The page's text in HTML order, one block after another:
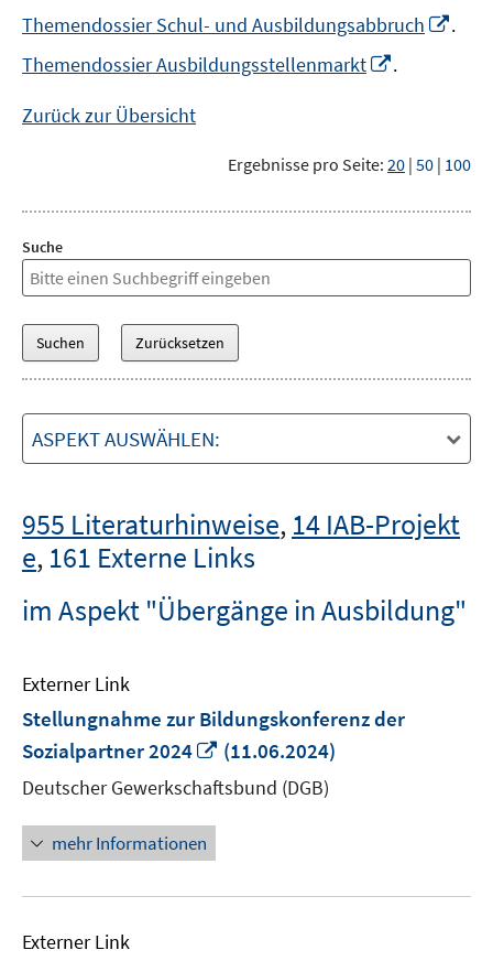
Themendossier Schul- und Ausbildungsabbruch
.
Themendossier Ausbildungsstellenmarkt
.
Zurück zur Übersicht
Ergebnisse pro Seite: 20 | 50 | 100
Suche
ASPEKT AUSWÄHLEN:
955 Literaturhinweise, 14 IAB-Projekt
e, 161 Externe Links
im Aspekt "Übergänge in Ausbildung"
Externer Link
Stellungnahme zur Bildungskonferenz der
Sozialpartner 2024
In
neuem
Fenster
(11.06.2024)
Deutscher Gewerkschaftsbund (DGB)
mehr Informationen
Externer Link